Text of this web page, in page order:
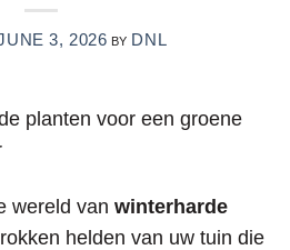
3, 2026 BY DNL
planten voor een groene
wereld van winterharde
helden van uw tuin die